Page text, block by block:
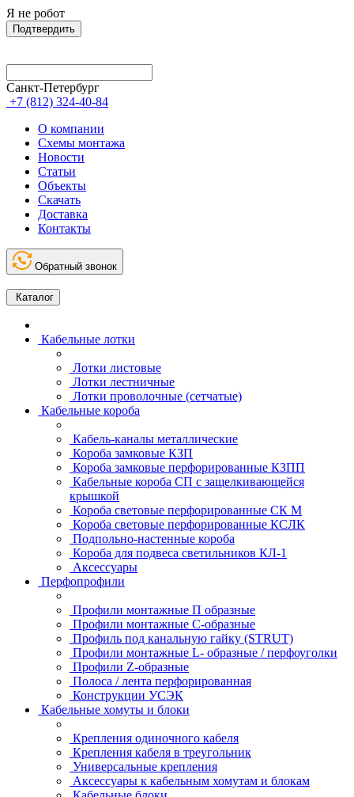
Я не робот
Подтвердить
Санкт-Петербург
+7 (812) 324-40-84
О компании
Схемы монтажа
Новости
Статьи
Объекты
Скачать
Доставка
Контакты
Обратный звонок
Каталог
Кабельные лотки
Лотки листовые
Лотки лестничные
Лотки проволочные (сетчатые)
Кабельные короба
Кабель-каналы металлические
Короба замковые КЗП
Короба замковые перфорированные КЗПП
Кабельные короба СП с защелкивающейся
крышкой
Короба световые перфорированные СК М
Короба световые перфорированные КСЛК
Подпольно-настенные короба
Короба для подвеса светильников КЛ-1
Аксессуары
Перфопрофили
Профили монтажные П образные
Профили монтажные C-образные
Профиль под канальную гайку (STRUT)
Профили монтажные L- образные / перфоуголки
Профили Z-образные
Полоса / лента перфорированная
Конструкции УСЭК
Кабельные хомуты и блоки
Крепления одиночного кабеля
Крепления кабеля в треугольник
Универсальные крепления
Аксессуары к кабельным хомутам и блокам